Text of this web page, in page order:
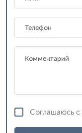
Соглашаюсь с